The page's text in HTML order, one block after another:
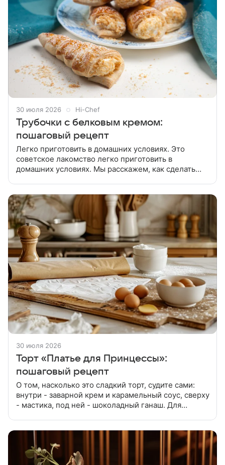
30 июля 2026 Hi-Chef
Трубочки с белковым кремом:
пошаговый рецепт
Легко приготовить в домашних условиях. Это
советское лакомство легко приготовить в
домашних условиях. Мы расскажем, как сделать
30 июля 2026
Торт «Платье для Принцессы»:
пошаговый рецепт
О том, насколько это сладкий торт, судите сами:
внутри - заварной крем и карамельный соус, сверху
- мастика, под ней - шоколадный ганаш. Для